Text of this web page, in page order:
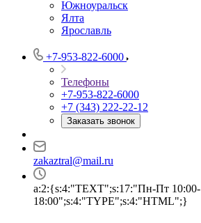
Южноуральск
Ялта
Ярославль
+7-953-822-6000
Телефоны
+7-953-822-6000
+7 (343) 222-22-12
Заказать звонок
zakaztral@mail.ru
a:2:{s:4:"TEXT";s:17:"Пн-Пт 10:00-
18:00";s:4:"TYPE";s:4:"HTML";}